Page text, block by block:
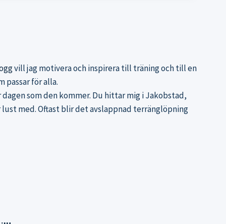
vill jag motivera och inspirera till träning och till en
passar för alla.
som den kommer. Du hittar mig i Jakobstad,
lust med. Oftast blir det avslappnad terränglöpning